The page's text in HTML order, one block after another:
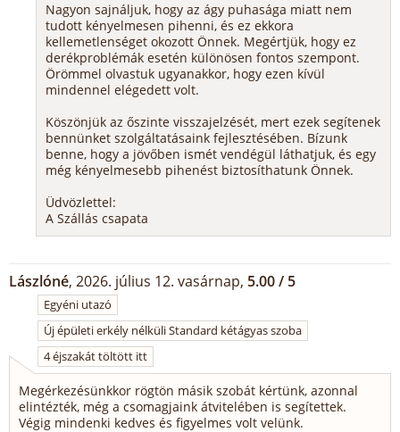
Nagyon sajnáljuk, hogy az ágy puhasága miatt nem
tudott kényelmesen pihenni, és ez ekkora
kellemetlenséget okozott Önnek. Megértjük, hogy ez
derékproblémák esetén különösen fontos szempont.
Örömmel olvastuk ugyanakkor, hogy ezen kívül
mindennel elégedett volt.
Köszönjük az őszinte visszajelzését, mert ezek segítenek
bennünket szolgáltatásaink fejlesztésében. Bízunk
benne, hogy a jövőben ismét vendégül láthatjuk, és egy
még kényelmesebb pihenést biztosíthatunk Önnek.
Üdvözlettel:
A Szállás csapata
Lászlóné, 2026. július 12. vasárnap, 5.00 / 5
Egyéni utazó
Új épületi erkély nélküli Standard kétágyas szoba
4 éjszakát töltött itt
Megérkezésünkkor rögtön másik szobát kértünk, azonnal
elintézték, még a csomagjaink átvitelében is segítettek.
Végig mindenki kedves és figyelmes volt velünk.